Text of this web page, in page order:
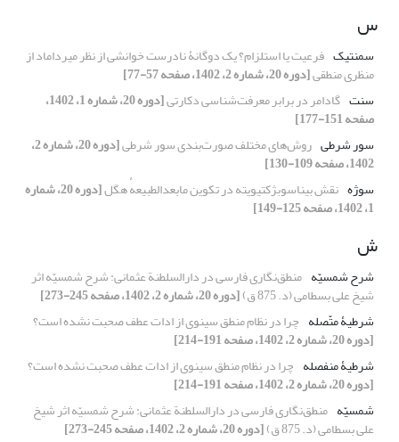
س
سمنتیک فرعیت یا استلزام؟ یک دوگانۀ نادرست خوانشی از نظر میرداماد از
منظری منطقی[دوره 20، شماره 2، 1402، صفحه 57-77]
سنت گادامر در برابر معرفت‌شناسی دکارتی [دوره 20، شماره 1، 1402،
صفحه 151-177]
سور شرطی‌ روش‌های مختلف صورت‌بندی سور شرطی [دوره 20، شماره 2،
1402، صفحه 109-130]
سوژه نقش بیناسوبژکتیویته در تکوین مابعدالطبیعهٔ هگل [دوره 20، شماره
1، 1402، صفحه 125-149]
ش
شرح شمسیّه منطق‌نگاری فارسی در دارالسلطنة عثمانی: شرح شمسیّه اثر
شیخ علی بسطامی (د. 875 ق)
[دوره 20، شماره 2، 1402، صفحه 245-273]
شرطیۀ متّصله چرا در نظام منطق سینوی از ادات عطف صحبت نشده است؟
[دوره 20، شماره 2، 1402، صفحه 191-214]
شرطیۀ منفصله چرا در نظام منطق سینوی از ادات عطف صحبت نشده است؟
[دوره 20، شماره 2، 1402، صفحه 191-214]
شمسیّه منطق‌نگاری فارسی در دارالسلطنة عثمانی: شرح شمسیّه اثر شیخ
علی بسطامی (د. 875 ق) [دوره 20، شماره 2، 1402، صفحه 245-273]